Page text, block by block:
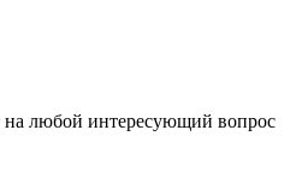
на любой интересующий вопрос